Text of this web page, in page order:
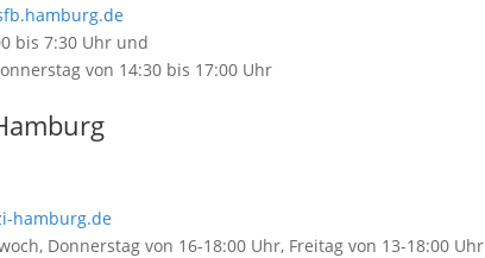
bis 7:30 Uhr und
von 14:30 bis 17:00 Uhr
hamburg.de
Donnerstag von 16-18:00 Uhr, Freitag von 13-18:00 Uhr